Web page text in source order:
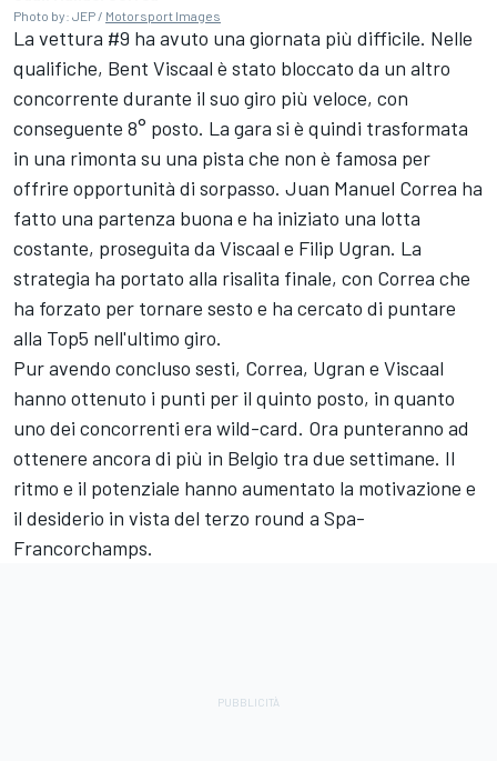
Photo by: JEP / Motorsport Images
La vettura #9 ha avuto una giornata più difficile. Nelle
qualifiche, Bent Viscaal è stato bloccato da un altro
concorrente durante il suo giro più veloce, con
conseguente 8° posto. La gara si è quindi trasformata
in una rimonta su una pista che non è famosa per
offrire opportunità di sorpasso. Juan Manuel Correa ha
fatto una partenza buona e ha iniziato una lotta
costante, proseguita da Viscaal e Filip Ugran. La
strategia ha portato alla risalita finale, con Correa che
ha forzato per tornare sesto e ha cercato di puntare
alla Top5 nell'ultimo giro.
Pur avendo concluso sesti, Correa, Ugran e Viscaal
hanno ottenuto i punti per il quinto posto, in quanto
uno dei concorrenti era wild-card. Ora punteranno ad
ottenere ancora di più in Belgio tra due settimane. Il
ritmo e il potenziale hanno aumentato la motivazione e
il desiderio in vista del terzo round a Spa-
Francorchamps.